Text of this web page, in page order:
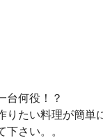
台何役！？
りたい料理が簡単
さい。。